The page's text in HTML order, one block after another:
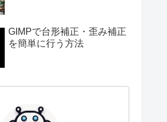
GIMPで台形補正・歪み補正
を簡単に行う方法